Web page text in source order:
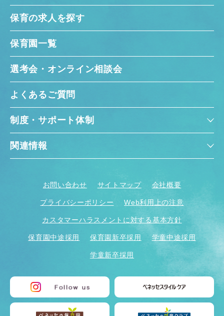
保育の求人を探す
保育園一覧
選考会・オンライン相談会
よくあるご質問
制度・サポート体制
関連情報
お問い合わせ サイトマップ 会社概要
プライバシーポリシー Web利用上の注意
カスタマーハラスメントに対する基本方針
保育園中途採用 保育園新卒採用 学童中途採用
学童新卒採用